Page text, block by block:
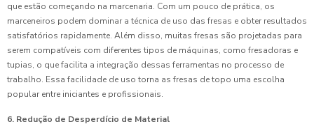
que estão começando na marcenaria. Com um pouco de prática, os
marceneiros podem dominar a técnica de uso das fresas e obter resultados
satisfatórios rapidamente. Além disso, muitas fresas são projetadas para
serem compatíveis com diferentes tipos de máquinas, como fresadoras e
tupias, o que facilita a integração dessas ferramentas no processo de
trabalho. Essa facilidade de uso torna as fresas de topo uma escolha
popular entre iniciantes e profissionais.
6. Redução de Desperdício de Material